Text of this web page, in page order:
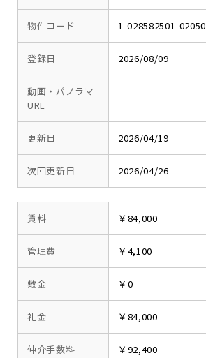
物件コード 1-028582501-02050
登録日 2026/08/09
動画・パノラマ
URL
更新日 2026/04/19
次回更新日 2026/04/26
賃料 ￥84,000
管理費 ￥4,100
敷金 ￥0
礼金 ￥84,000
仲介手数料 ￥92,400